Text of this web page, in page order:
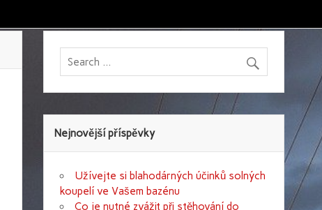
Nejnovější příspěvky
Užívejte si blahodárných účinků solných
koupelí ve Vašem bazénu
Co je nutné zvážit při stěhování do